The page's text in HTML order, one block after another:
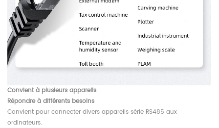
Convient à plusieurs appareils
Répondre à différents besoins
Convient pour connecter divers appareils série RS485 aux
ordinateurs.